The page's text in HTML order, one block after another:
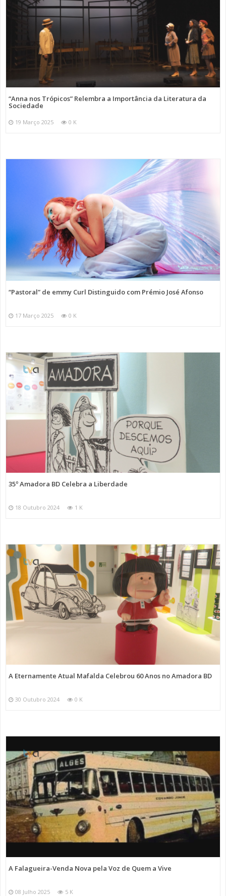
“Anna nos Trópicos” Relembra a Importância da Literatura da
Sociedade
19 Março 2025 0 K
“Pastoral” de emmy Curl Distinguido com Prémio José Afonso
17 Março 2025 0 K
35º Amadora BD Celebra a Liberdade
18 Outubro 2024 1 K
A Eternamente Atual Mafalda Celebrou 60 Anos no Amadora BD
30 Outubro 2024 0 K
A Falagueira-Venda Nova pela Voz de Quem a Vive
08 Julho 2025 5 K